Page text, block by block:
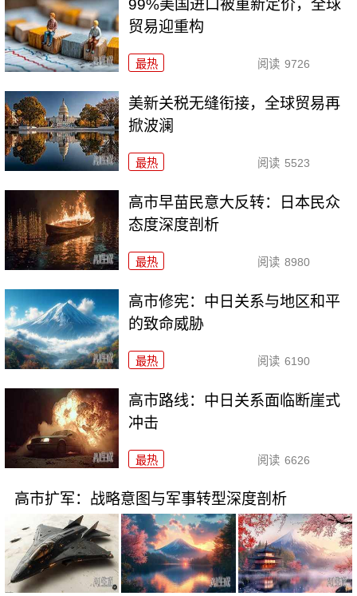
99%美国进口被重新定价，全球
贸易迎重构
最热 阅读 9726
美新关税无缝衔接，全球贸易再
掀波澜
最热 阅读 5523
高市早苗民意大反转：日本民众
态度深度剖析
最热 阅读 8980
高市修宪：中日关系与地区和平
的致命威胁
最热 阅读 6190
高市路线：中日关系面临断崖式
冲击
最热 阅读 6626
高市扩军：战略意图与军事转型深度剖析